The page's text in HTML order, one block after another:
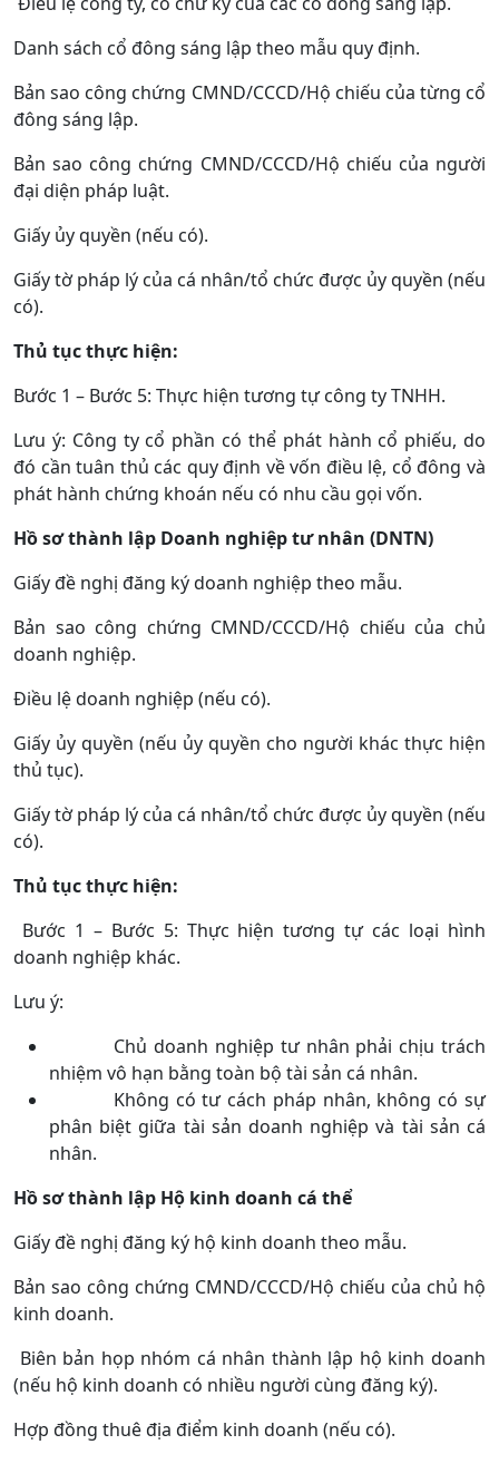
Danh sách cổ đông sáng lập theo mẫu quy định.
Bản sao công chứng CMND/CCCD/Hộ chiếu của từng cổ
đông sáng lập.
Bản sao công chứng CMND/CCCD/Hộ chiếu của người
đại diện pháp luật.
Giấy ủy quyền (nếu có).
Giấy tờ pháp lý của cá nhân/tổ chức được ủy quyền (nếu
có).
Thủ tục thực hiện:
Bước 1 – Bước 5: Thực hiện tương tự công ty TNHH.
Lưu ý: Công ty cổ phần có thể phát hành cổ phiếu, do
đó cần tuân thủ các quy định về vốn điều lệ, cổ đông và
phát hành chứng khoán nếu có nhu cầu gọi vốn.
Hồ sơ thành lập Doanh nghiệp tư nhân (DNTN)
Giấy đề nghị đăng ký doanh nghiệp theo mẫu.
Bản sao công chứng CMND/CCCD/Hộ chiếu của chủ
doanh nghiệp.
Điều lệ doanh nghiệp (nếu có).
Giấy ủy quyền (nếu ủy quyền cho người khác thực hiện
thủ tục).
Giấy tờ pháp lý của cá nhân/tổ chức được ủy quyền (nếu
có).
Thủ tục thực hiện:
Bước 1 – Bước 5: Thực hiện tương tự các loại hình
doanh nghiệp khác.
Lưu ý:
Chủ doanh nghiệp tư nhân phải chịu trách
nhiệm vô hạn bằng toàn bộ tài sản cá nhân.
Không có tư cách pháp nhân, không có sự
phân biệt giữa tài sản doanh nghiệp và tài sản cá
nhân.
Hồ sơ thành lập Hộ kinh doanh cá thể
Giấy đề nghị đăng ký hộ kinh doanh theo mẫu.
Bản sao công chứng CMND/CCCD/Hộ chiếu của chủ hộ
kinh doanh.
Biên bản họp nhóm cá nhân thành lập hộ kinh doanh
(nếu hộ kinh doanh có nhiều người cùng đăng ký).
Hợp đồng thuê địa điểm kinh doanh (nếu có).